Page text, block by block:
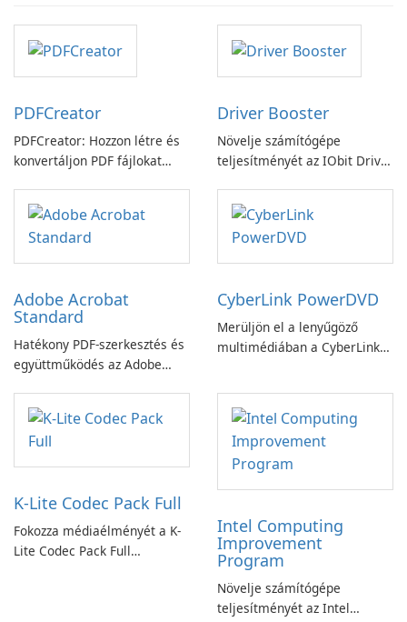
PDFCreator
PDFCreator: Hozzon létre és
konvertáljon PDF fájlokat
Driver Booster
Növelje számítógépe
teljesítményét az IObit Driver
Adobe Acrobat
Standard
Hatékony PDF-szerkesztés és
együttműködés az Adobe
alkalmazással.
CyberLink PowerDVD
Merüljön el a lenyűgöző
multimédiában a CyberLink
K-Lite Codec Pack Full
Fokozza médiaélményét a K-
Lite Codec Pack Full
Intel Computing
Improvement
Program
Növelje számítógépe
teljesítményét az Intel